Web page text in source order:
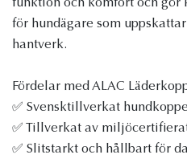
funktion och komfort och
för hundägare som
hantverk.
Fördelar med ALAC
✅ Svensktillverkat
✅ Tillverkat av
✅ Slitstarkt och hållbart för